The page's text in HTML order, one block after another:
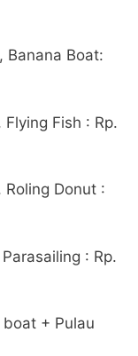
Banana Boat:
Fish : Rp.
Roling Donut :
: Rp.
+ Pulau